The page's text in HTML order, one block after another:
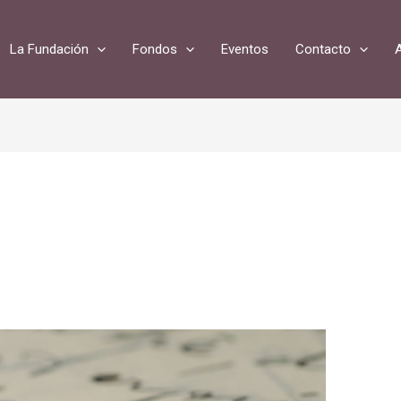
La Fundación Fondos Eventos Contacto